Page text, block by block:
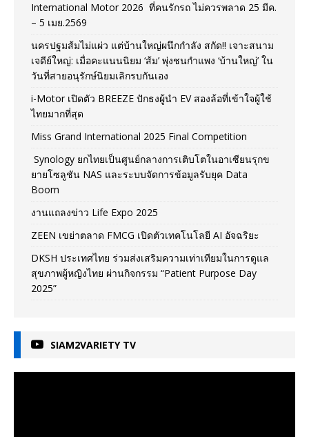
International Motor 2026 ที่คนรักรถ ไม่ควรพลาด 25 มีค.
– 5 เมย.2569
นครปฐมส้มไม่แผ่ว แต่บ้านใหญ่ผนึกกำลัง สกัด!! เจาะสนาม
เจดีย์ใหญ่: เมื่อคะแนนนิยม ‘ส้ม’ พุ่งชนกำแพง ‘บ้านใหญ่’ ใน
วันที่สายอนุรักษ์นิยมเลิกรบกันเอง
i-Motor เปิดตัว BREEZE ปักธงผู้นำ EV สองล้อที่เข้าใจผู้ใช้
ไทยมากที่สุด
Miss Grand International 2025 Final Competition
Synology ยกไทยเป็นศูนย์กลางการเติบโตในอาเซียนรุกข
ยายโซลูชัน NAS และระบบจัดการข้อมูลรับยุค Data
Boom
งานแถลงข่าว Life Expo 2025
ZEEN เขย่าตลาด FMCG เปิดตัวเทคโนโลยี AI อัจฉริยะ
DKSH ประเทศไทย ร่วมส่งเสริมความเท่าเทียมในการดูแล
สุขภาพผู้หญิงไทย ผ่านกิจกรรม “Patient Purpose Day
2025”
SIAM2VARIETY TV